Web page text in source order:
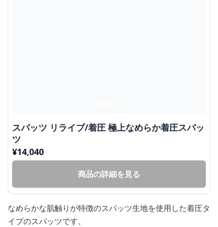
スパッツ リライブ/着圧 極上なめらか着圧スパッ
ツ
¥14,040
商品の詳細を見る
なめらかな肌触りが特徴のスパッツ生地を使用した着圧タ
イプのスパッツです。